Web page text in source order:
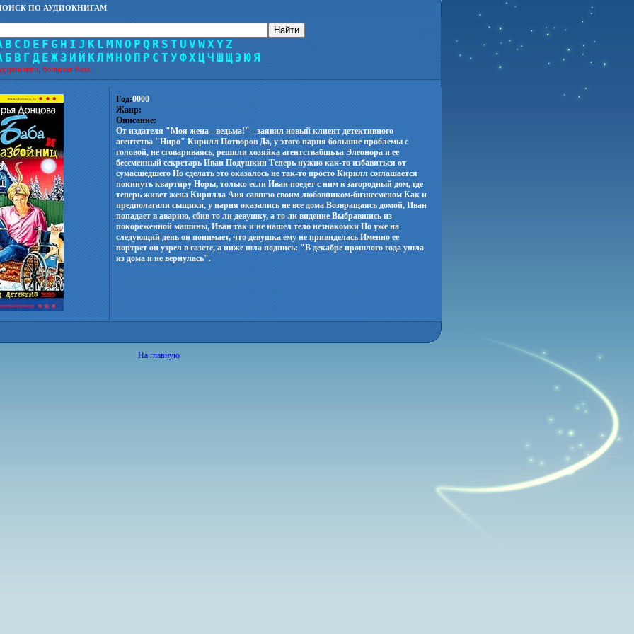
ПО АУДИОКНИГАМ
B C D E F G H I J K L M N O P Q R S T U V WXYZ
Б В Г Д Е Ж З И Й КЛ М Н О П Р С Т УФХ ЦЧ Ш Щ Э ЮЯ
большая база.
Год:0000
Жанр:
Описание:
От издателя "Моя жена - ведьма!" - заявил новый клиент детективного
агентства "Ниро" Кирилл Потворов Да, у этого парня большие проблемы с
головой, не сговариваясь, решили хозяйка агентствабщьъа Элеонора и ее
бессменный секретарь Иван Подушкин Теперь нужно как-то избавиться от
сумасшедшего Но сделать это оказалось не так-то просто Кирилл соглашается
покинуть квартиру Норы, только если Иван поедет с ним в загородный дом, где
теперь живет жена Кирилла Аня савпгэо своим любовником-бизнесменом Как и
предполагали сыщики, у парня оказались не все дома Возвращаясь домой, Иван
попадает в аварию, сбив то ли девушку, а то ли видение Выбравшись из
покореженной машины, Иван так и не нашел тело незнакомки Но уже на
следующий день он понимает, что девушка ему не привиделась Именно ее
портрет он узрел в газете, а ниже шла подпись: "В декабре прошлого года ушла
из дома и не вернулась".
На главную